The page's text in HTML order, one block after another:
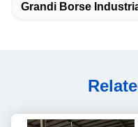
Grandi Borse